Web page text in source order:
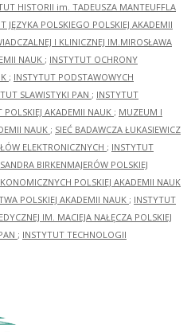
HISTORII im. TADEUSZA MANTEUFFLA
JĘZYKA POLSKIEGO POLSKIEJ AKADEMII
I KLINICZNEJ IM.MIROSŁAWA
NAUK ; INSTYTUT OCHRONY
; INSTYTUT PODSTAWOWYCH
SLAWISTYKI PAN ; INSTYTUT
POLSKIEJ AKADEMII NAUK ; MUZEUM I
NAUK ; SIEĆ BADAWCZA ŁUKASIEWICZ
ELEKTRONICZNYCH ; INSTYTUT
BIRKENMAJERÓW POLSKIEJ
POLSKIEJ AKADEMII NAUK
POLSKIEJ AKADEMII NAUK ; INSTYTUT
IM. MACIEJA NAŁĘCZA POLSKIEJ
; INSTYTUT TECHNOLOGII